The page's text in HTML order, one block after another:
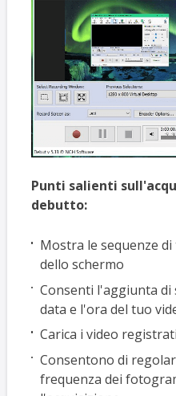
Punti salienti
debutto:
Mostra le sequenze
dello schermo
Consenti l'aggiunta
data e l'ora del tuo
Carica i video
Consentono di
frequenza dei